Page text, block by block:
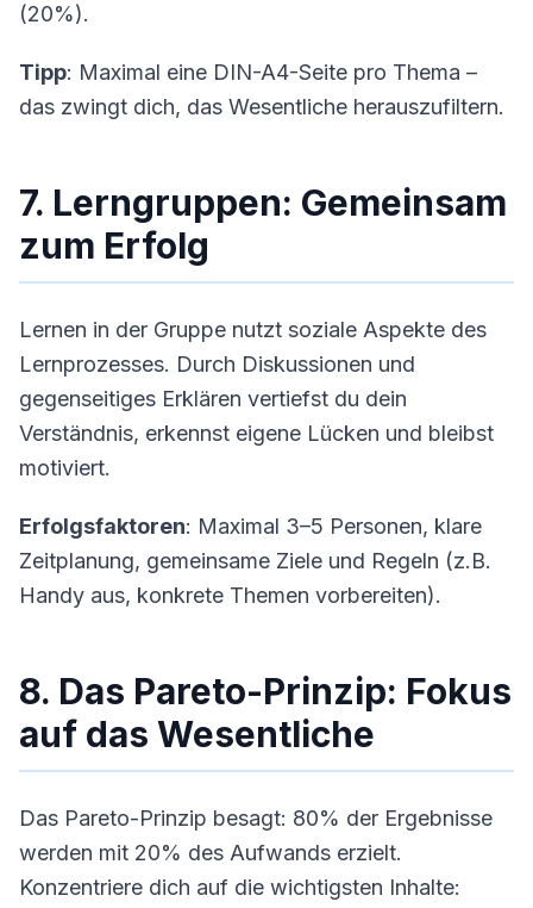
(20%).
Tipp: Maximal eine DIN-A4-Seite pro Thema –
das zwingt dich, das Wesentliche herauszufiltern.
7. Lerngruppen: Gemeinsam
zum Erfolg
Lernen in der Gruppe nutzt soziale Aspekte des
Lernprozesses. Durch Diskussionen und
gegenseitiges Erklären vertiefst du dein
Verständnis, erkennst eigene Lücken und bleibst
motiviert.
Erfolgsfaktoren: Maximal 3–5 Personen, klare
Zeitplanung, gemeinsame Ziele und Regeln (z.B.
Handy aus, konkrete Themen vorbereiten).
8. Das Pareto-Prinzip: Fokus
auf das Wesentliche
Das Pareto-Prinzip besagt: 80% der Ergebnisse
werden mit 20% des Aufwands erzielt.
Konzentriere dich auf die wichtigsten Inhalte: